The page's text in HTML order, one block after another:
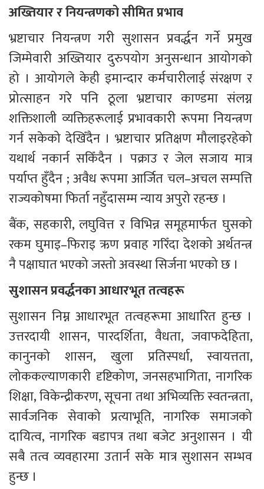
अख्तियार र नियन्त्रणको सीमित प्रभाव
भ्रष्टाचार नियन्त्रण गरी सुशासन प्रवर्द्धन गर्ने प्रमुख
जिम्मेवारी अख्तियार दुरुपयोग अनुसन्धान आयोगको
हो । आयोगले केही इमान्दार कर्मचारीलाई संरक्षण र
प्रोत्साहन गरे पनि ठूला भ्रष्टाचार काण्डमा संलग्न
शक्तिशाली व्यक्तिहरूलाई प्रभावकारी रूपमा नियन्त्रण
गर्न सकेको देखिँदैन । भ्रष्टाचार प्रतिक्षण मौलाइरहेको
यथार्थ नकार्न सकिँदैन । पक्राउ र जेल सजाय मात्र
पर्याप्त हुँदैन ; अवैध रूपमा आर्जित चल–अचल सम्पत्ति
राज्यकोषमा फिर्ता नहुँदासम्म न्याय अपुरो रहन्छ ।
बैंक, सहकारी, लघुवित्त र विभिन्न समूहमार्फत घुसको
रकम घुमाइ–फिराइ ऋण प्रवाह गरिँदा देशको अर्थतन्त्र
नै पक्षाघात भएको जस्तो अवस्था सिर्जना भएको छ ।
सुशासन प्रवर्द्धनका आधारभूत तत्वहरू
सुशासन निम्न आधारभूत तत्वहरूमा आधारित हुन्छ ।
उत्तरदायी शासन, पारदर्शिता, वैधता, जवाफदेहिता,
कानुनको शासन, खुला प्रतिस्पर्धा, स्वायत्तता,
लोककल्याणकारी दृष्टिकोण, जनसहभागिता, नागरिक
शिक्षा, विकेन्द्रीकरण, सूचना तथा अभिव्यक्ति स्वतन्त्रता,
सार्वजनिक सेवाको प्रत्याभूति, नागरिक समाजको
दायित्व, नागरिक बडापत्र तथा बजेट अनुशासन । यी
सबै तत्व व्यवहारमा उतार्न सके मात्र सुशासन सम्भव
हुन्छ ।